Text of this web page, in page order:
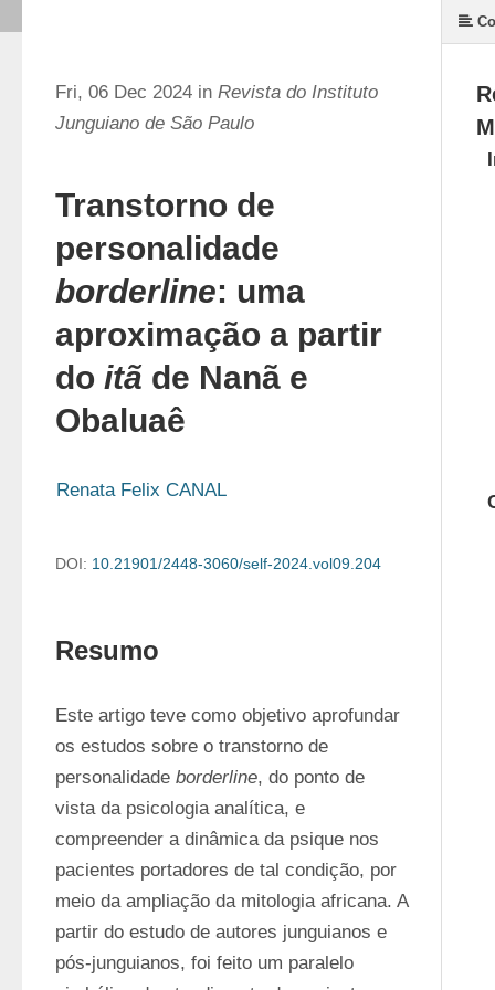
Fri, 06 Dec 2024 in Revista do Instituto
Junguiano de São Paulo
Transtorno de
personalidade
borderline: uma
aproximação a partir
do itã de Nanã e
Obaluaê
Renata Felix CANAL
DOI: 10.21901/2448-3060/self-2024.vol09.204
Resumo
Este artigo teve como objetivo aprofundar
os estudos sobre o transtorno de
personalidade borderline, do ponto de
vista da psicologia analítica, e
compreender a dinâmica da psique nos
pacientes portadores de tal condição, por
meio da ampliação da mitologia africana. A
partir do estudo de autores junguianos e
pós-junguianos, foi feito um paralelo